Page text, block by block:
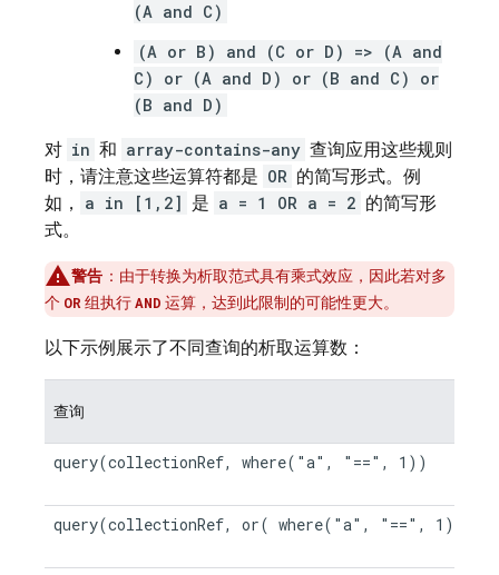
(A and C)
(A or B) and (C or D) => (A and
C) or (A and D) or (B and C) or
(B and D)
对 in 和 array-contains-any 查询应用这些规则
时，请注意这些运算符都是 OR 的简写形式。例
如，
a in [1,2] 是 a = 1 OR a = 2 的简写形
式。
警告 ：由于转换为析取范式具有乘式效应，因此若对多
个 OR 组执行AND 运算，达到此限制的可能性更大。
以下示例展示了不同查询的析取运算数：
查询
query(collectionRef, where("a", "==", 1))
query(collectionRef, or( where("a", "==", 1),